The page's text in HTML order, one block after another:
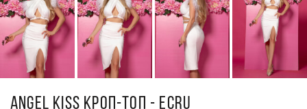
ANGEL KISS КРОП-ТОП - ECRU